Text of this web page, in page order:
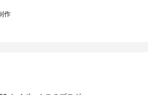
作